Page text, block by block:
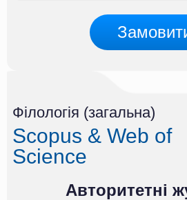
Філологія (загальна)
Scopus & Web of
Science
Авторитетні